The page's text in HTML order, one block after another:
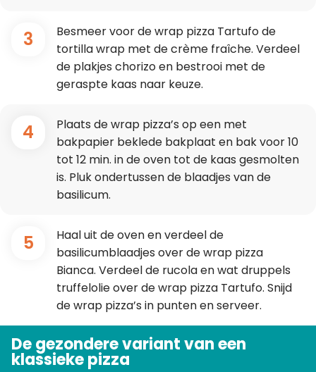
3
Besmeer voor de wrap pizza Tartufo de
tortilla wrap met de crème fraîche. Verdeel
de plakjes chorizo en bestrooi met de
geraspte kaas naar keuze.
4
Plaats de wrap pizza’s op een met
bakpapier beklede bakplaat en bak voor 10
tot 12 min. in de oven tot de kaas gesmolten
is. Pluk ondertussen de blaadjes van de
basilicum.
5
Haal uit de oven en verdeel de
basilicumblaadjes over de wrap pizza
Bianca. Verdeel de rucola en wat druppels
truffelolie over de wrap pizza Tartufo. Snijd
de wrap pizza’s in punten en serveer.
De gezondere variant van een
klassieke pizza